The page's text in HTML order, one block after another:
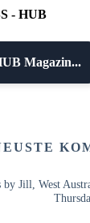
- HUB
Magazin...
by Jill, West